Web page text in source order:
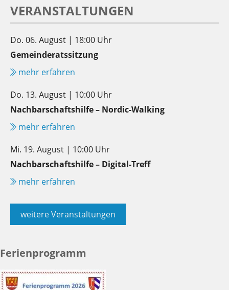
VERANSTALTUNGEN
Do. 06. August | 18:00 Uhr
Gemeinderatssitzung
mehr erfahren
Do. 13. August | 10:00 Uhr
Nachbarschaftshilfe – Nordic-Walking
mehr erfahren
Mi. 19. August | 10:00 Uhr
Nachbarschaftshilfe – Digital-Treff
mehr erfahren
weitere Veranstaltungen
Ferienprogramm